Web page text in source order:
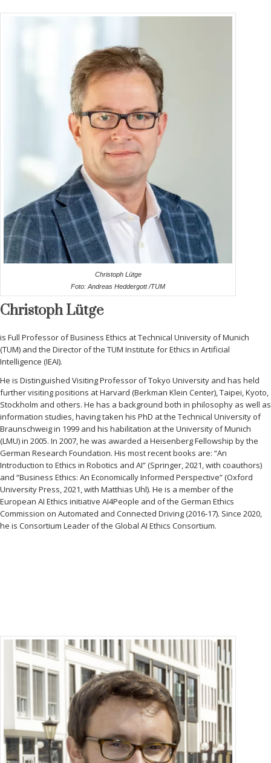
Christoph Lütge
Foto: Andreas Heddergott /TUM
Christoph Lütge
is Full Professor of Business Ethics at Technical University of Munich
(TUM) and the Director of the TUM Institute for Ethics in Artificial
Intelligence (IEAI).
He is Distinguished Visiting Professor of Tokyo University and has held
further visiting positions at Harvard (Berkman Klein Center), Taipei, Kyoto,
Stockholm and others. He has a background both in philosophy as well as
information studies, having taken his PhD at the Technical University of
Braunschweig in 1999 and his habilitation at the University of Munich
(LMU) in 2005. In 2007, he was awarded a Heisenberg Fellowship by the
German Research Foundation. His most recent books are: “An
Introduction to Ethics in Robotics and AI” (Springer, 2021, with coauthors)
and “Business Ethics: An Economically Informed Perspective” (Oxford
University Press, 2021, with Matthias Uhl). He is a member of the
European AI Ethics initiative AI4People and of the German Ethics
Commission on Automated and Connected Driving (2016-17). Since 2020,
he is Consortium Leader of the Global AI Ethics Consortium.